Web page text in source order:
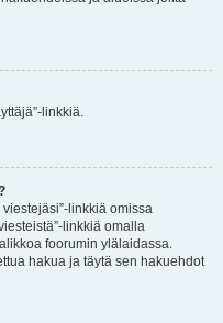
linkkiä.
linkkiä omissa
linkkiä omalla
foorumin ylälaidassa.
hakua ja täytä sen hakuehdot